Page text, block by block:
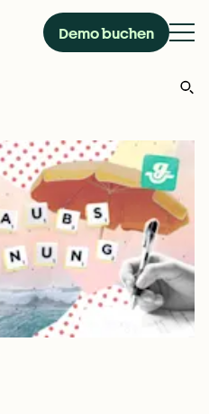
Demo buchen